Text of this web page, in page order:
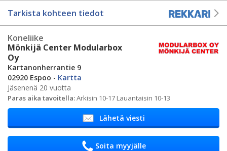
Tarkista kohteen tiedot
Koneliike
Mönkijä Center Modularbox
Oy
Kartanonherrantie 9
02920 Espoo - Kartta
Jäsenenä 20 vuotta
Paras aika tavoitella:Arkisin 10-17 Lauantaisin 10-13
Lähetä viesti
Soita myyjälle